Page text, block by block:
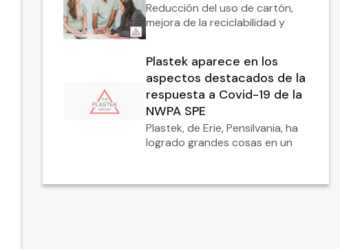
Reducción del uso de cartón,
mejora de la reciclabilidad y
Plastek aparece en los
aspectos destacados de la
respuesta a Covid-19 de la
NWPA SPE
Plastek, de Erie, Pensilvania, ha
logrado grandes cosas en un